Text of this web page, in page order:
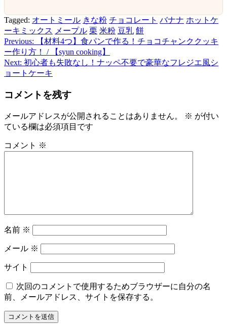
Tagged: オートミール きな粉 チョコレート バナナ ホットケ
ーキミックス メープル 栗 米粉 豆乳 餅
投
稿
ナ
ビ
ー
シ
Previous:
【材料4つ】食パンで作る！チョコチャンククッキ
ー作り方！ / 【syun cooking】
Next: 初心者も失敗なし！ナッペ不要で豪華なフレジエ風シ
ョートケーキ
コメントを残す
メールアドレスが公開されることはありません。 ※ が付い
ている欄は必須項目です
コメント ※
名前 ※
メール ※
サイト
次回のコメントで使用するためブラウザーに自分の名
前、メールアドレス、サイトを保存する。